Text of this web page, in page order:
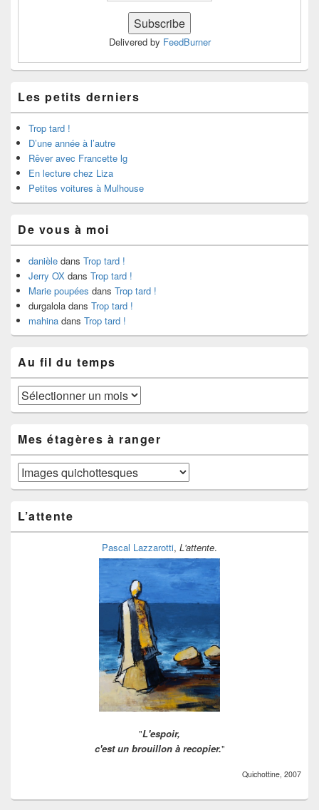
Delivered by FeedBurner
Les petits derniers
Trop tard !
D’une année à l’autre
Rêver avec Francette lg
En lecture chez Liza
Petites voitures à Mulhouse
De vous à moi
danièle dans Trop tard !
Jerry OX dans Trop tard !
Marie poupées dans Trop tard !
durgalola dans Trop tard !
mahina dans Trop tard !
Au fil du temps
Au
fil
temps
Mes étagères à ranger
Mes
étagères
ranger
L’attente
Pascal Lazzarotti, L'attente.
"L'espoir,
c'est un brouillon à recopier."
Quichottine, 2007